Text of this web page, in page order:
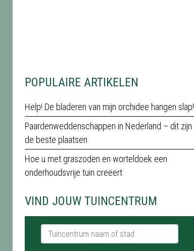
POPULAIRE ARTIKELEN
Help! De bladeren van mijn orchidee hangen slap!
Paardenweddenschappen in Nederland – dit zijn
de beste plaatsen
Hoe u met graszoden en worteldoek een
onderhoudsvrije tuin creëert
VIND JOUW TUINCENTRUM
Tuincentrum naam of stad